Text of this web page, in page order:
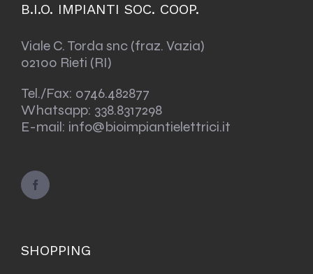
B.I.O. IMPIANTI SOC. COOP.
Viale C. Torda snc (fraz. Vazia)
02100 Rieti (RI)
Tel./Fax: 0746.482877
Whatsapp: 338.8317298
E-mail: info@bioimpiantielettrici.it
SHOPPING